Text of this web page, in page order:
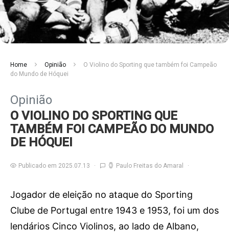
Home Opinião
O Violino do Sporting que também foi Campeão
do Mundo de Hóquei
Opinião
O VIOLINO DO SPORTING QUE
TAMBÉM FOI CAMPEÃO DO MUNDO
DE HÓQUEI
Publicado em 2025.07.13 Paulo Freitas do Amaral
Jogador de eleição no ataque do Sporting
Clube de Portugal entre 1943 e 1953, foi um dos
lendários Cinco Violinos, ao lado de Albano,